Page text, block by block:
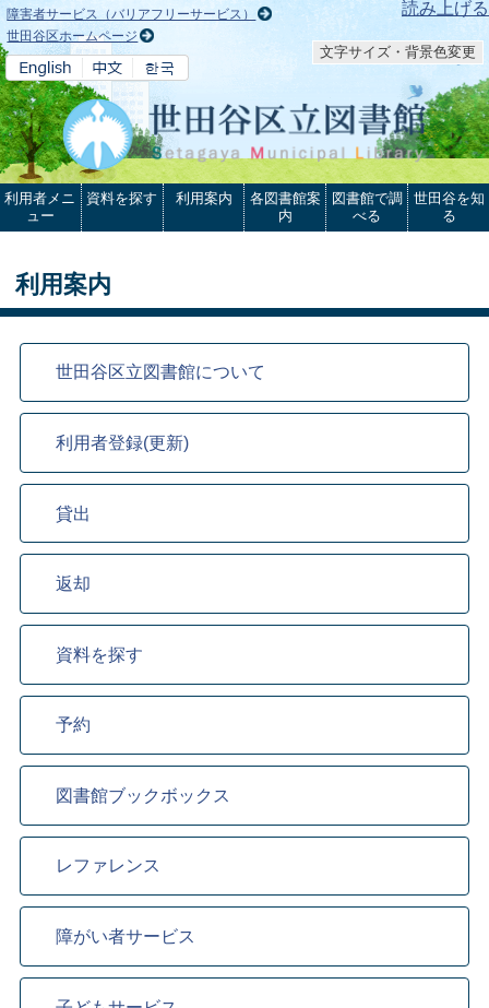
本文へ 読み上げる
障害者サービス（バリアフリーサービス）
世田谷区ホームページ
文字サイズ・背景色変更
利用者メニ
ュー
資料を探す 利用案内
各図書館案
内
図書館で調
べる
世田谷を知
る
利用案内
世田谷区立図書館について
利用者登録(更新)
貸出
返却
資料を探す
予約
図書館ブックボックス
レファレンス
障がい者サービス